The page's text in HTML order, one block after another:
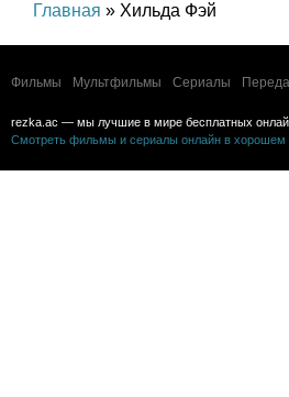
Главная » Хильда Фэй
Фильмы Мультфильмы Сериалы
rezka.ac — мы лучшие в мире бесплатных
Смотреть фильмы и сериалы онлайн в хорошем